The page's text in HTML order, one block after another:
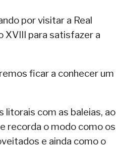
por visitar a Real
XVIII para satisfazer a
ficar a conhecer um
litorais com as baleias, ao
recorda o modo como os
e ainda como o